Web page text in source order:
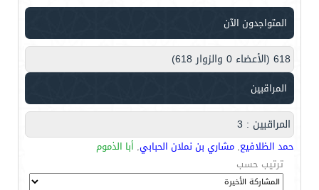
المتواجدون الآن
618 (الأعضاء 0 والزوار 618)
المراقبين
المراقبين : 3
حمد الظلافيع, مشاري بن نملان الحبابي, أبا الذموم
ترتيب حسب